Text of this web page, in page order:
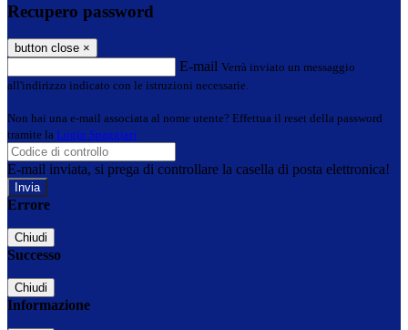
Recupero password
button close ×
E-mail Verrà inviato un messaggio
all'indirizzo indicato con le istruzioni necessarie.
Non hai una e-mail associata al nome utente? Effettua il reset della password
tramite la Login Spaggiari
E-mail inviata, si prega di controllare la casella di posta elettronica!
Errore
Chiudi
Successo
Chiudi
Informazione